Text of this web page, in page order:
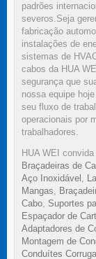
padrões
severos.Seja
fabricação
instalações de
sistemas de
cabos da HUA
segurança que
nossa equipe
seu fluxo de
operacionais por
trabalhadores.
HUA WEI
Braçadeiras de
Aço Inoxidável
Mangas
Cabo Suportes
Espaçador de
Adaptadores de
Montagem de
Conduítes